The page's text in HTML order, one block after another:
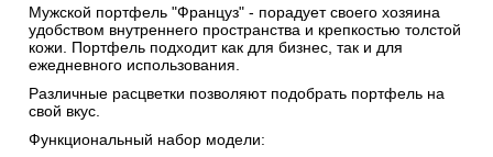
Мужской портфель "Француз" - порадует своего хозяина
удобством внутреннего пространства и крепкостью толстой
кожи. Портфель подходит как для бизнес, так и для
ежедневного использования.
Различные расцветки позволяют подобрать портфель на
свой вкус.
Функциональный набор модели: